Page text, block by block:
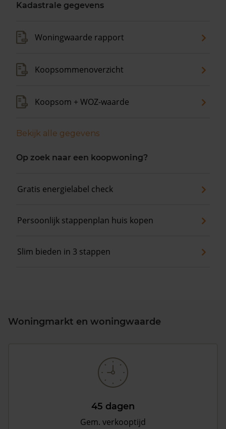
Kadastrale gegevens
Woningwaarde rapport
Koopsommenoverzicht
Koopsom + WOZ-waarde
Bekijk alle gegevens
Op zoek naar een koopwoning?
Gratis energielabel check
Persoonlijk stappenplan huis kopen
Slim bieden in 3 stappen
Woningmarkt en woningwaarde
45 dagen
Gem. verkooptijd